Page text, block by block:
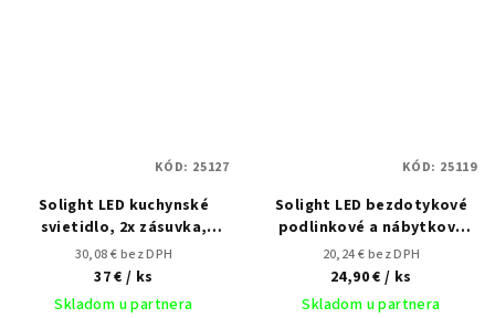
Solight LED kuchynské
svietidlo, 2x zásuvka,
vypínač, 10W, 4100K, 51cm
30,08 € bez DPH
37 €/ ks
Skladom u partnera
KÓD: 25127
Solight LED bezdotykové
podlinkové a nábytkové
svietidlo stmívateľné, IR
senzor, 9W, 4100K, 60cm
20,24 € bez DPH
24,90 €/ ks
Skladom u partnera
KÓD: 25119